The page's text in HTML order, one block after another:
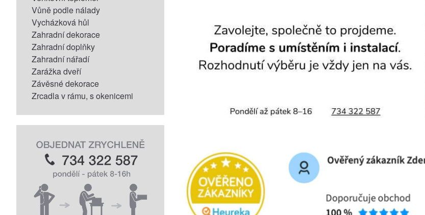
Vůně podle nálady
Vycházková hůl
Zahradní dekorace
Zahradní doplňky
Zahradní nářadí
Zarážka dveří
Závěsné dekorace
Zrcadla v rámu, s okenicemi